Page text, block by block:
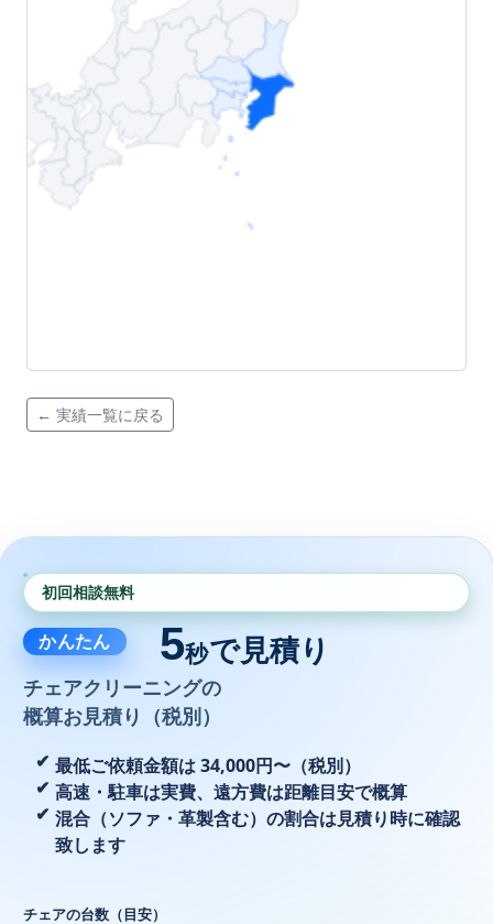
← 実績一覧に戻る
初回相談無料
かんたん 5秒で見積り
チェアクリーニングの
概算お見積り（税別）
最低ご依頼金額は 34,000円〜（税別）
高速・駐車は実費、遠方費は距離目安で概算
混合（ソファ・革製含む）の割合は見積り時に確認
致します
チェアの台数（目安）